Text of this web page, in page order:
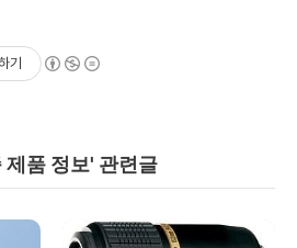
기
품 정보' 관련글